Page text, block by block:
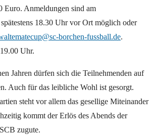
Euro. Anmeldungen sind am
18.30 Uhr vor Ort möglich oder
borchen-fussball.de.
Uhr.
Jahren dürfen sich die Teilnehmenden auf
Auch für das leibliche Wohl ist gesorgt.
steht vor allem das gesellige Miteinander
kommt der Erlös des Abends der
zugute.